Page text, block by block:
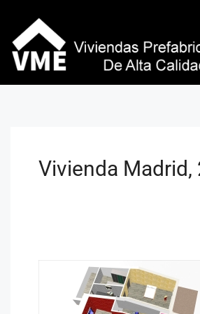
Vivienda Madrid,